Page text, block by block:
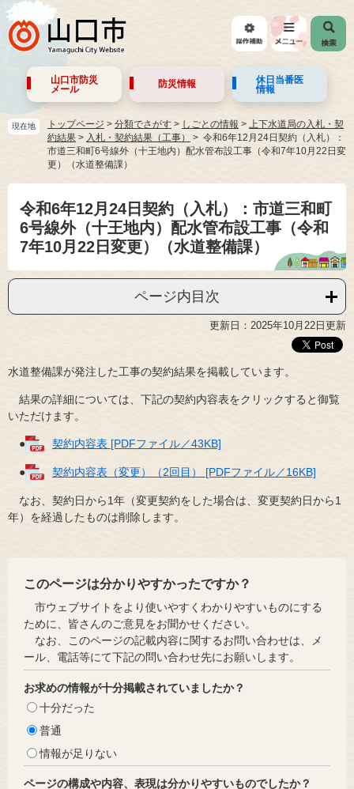
山口市防災
メール
防災情報
休日当番医
情報
現在地 トップページ > 分類でさがす > しごとの情報 >
上下水道局の入札・契
約結果 > 入札・契約結果（工事）
令和6年12月24日契約（入札）：
市道三和町6号線外（十王地内）配水管布設工事（令和7年10月22日変
更）（水道整備課）
令和6年12月24日契約（入札）：市道三和町
6号線外（十王地内）配水管布設工事（令和
7年10月22日変更）（水道整備課）
ページ内目次
更新日：2025年10月22日更新
水道整備課が発注した工事の契約結果を掲載しています。
結果の詳細については、下記の契約内容表をクリックすると御覧
いただけます。
● 契約内容表 [PDFファイル／43KB]
● 契約内容表（変更）（2回目） [PDFファイル／16KB]
なお、契約日から1年（変更契約をした場合は、変更契約日から1
年）を経過したものは削除します。
このページは分かりやすかったですか？
市ウェブサイトをより使いやすくわかりやすいものにする
ために、皆さんのご意見をお聞かせください。
なお、このページの記載内容に関するお問い合わせは、メ
ール、電話等にて下記の問い合わせ先にお願いします。
お求めの情報が十分掲載されていましたか？
十分だった
普通
情報が足りない
ページの構成や内容、表現は分かりやすいものでしたか？